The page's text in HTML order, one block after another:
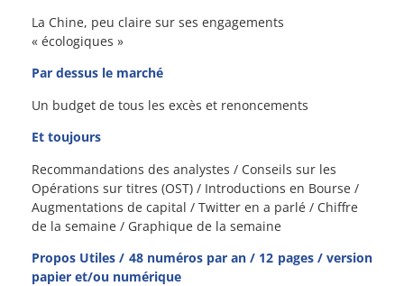
La Chine, peu claire sur ses engagements
« écologiques »
Par dessus le marché
Un budget de tous les excès et renoncements
Et toujours
Recommandations des analystes / Conseils sur les
Opérations sur titres (OST) / Introductions en Bourse /
Augmentations de capital / Twitter en a parlé / Chiffre
de la semaine / Graphique de la semaine
Propos Utiles / 48 numéros par an / 12 pages / version
papier et/ou numérique